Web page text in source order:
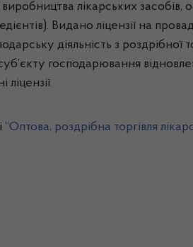
лікарських засобів,
Видано ліцензії на
діяльність з роздрібної
господарювання
“Оптова, роздрібна торгівля